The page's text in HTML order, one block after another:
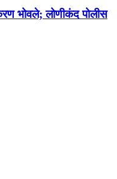
भोवले; लोणीकंद पोलीस